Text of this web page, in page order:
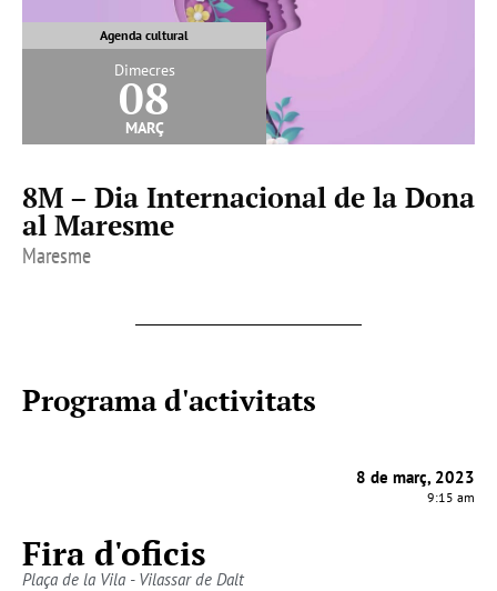
Agenda cultural
Dimecres
08
març
8M – Dia Internacional de la Dona
al Maresme
Maresme
Programa d'activitats
8 de març, 2023
9:15 am
Fira d'oficis
Plaça de la Vila - Vilassar de Dalt